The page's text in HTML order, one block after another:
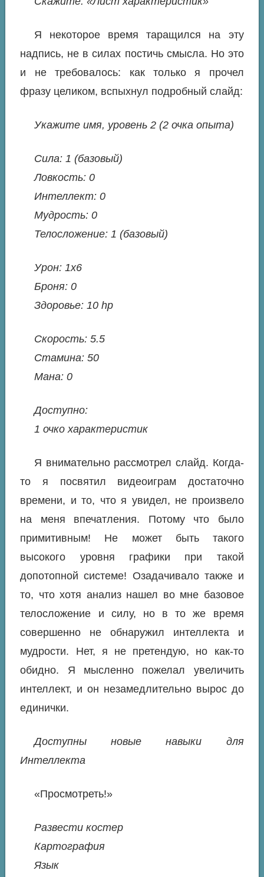
Я некоторое время таращился на эту
надпись, не в силах постичь смысла. Но это
и не требовалось: как только я прочел
фразу целиком, вспыхнул подробный слайд:
Укажите имя, уровень 2 (2 очка опыта)
Сила: 1 (базовый)
Ловкость: 0
Интеллект: 0
Мудрость: 0
Телосложение: 1 (базовый)
Урон: 1x6
Броня: 0
Здоровье: 10 hp
Скорость: 5.5
Стамина: 50
Мана: 0
Доступно:
1 очко характеристик
Я внимательно рассмотрел слайд. Когда-
то я посвятил видеоиграм достаточно
времени, и то, что я увидел, не произвело
на меня впечатления. Потому что было
примитивным! Не может быть такого
высокого уровня графики при такой
допотопной системе! Озадачивало также и
то, что хотя анализ нашел во мне базовое
телосложение и силу, но в то же время
совершенно не обнаружил интеллекта и
мудрости. Нет, я не претендую, но как-то
обидно. Я мысленно пожелал увеличить
интеллект, и он незамедлительно вырос до
единички.
Доступны новые навыки для
Интеллекта
«Просмотреть!»
Развести костер
Картография
Язык